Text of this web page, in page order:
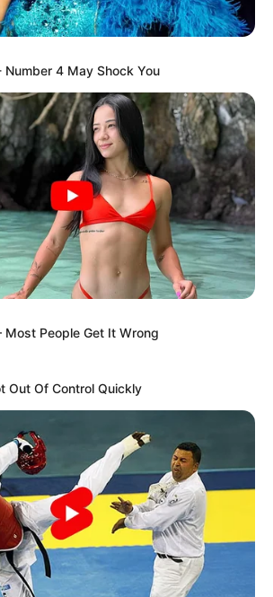
Adatvédelem